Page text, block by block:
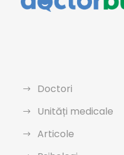
Doctori
Unități medicale
Articole